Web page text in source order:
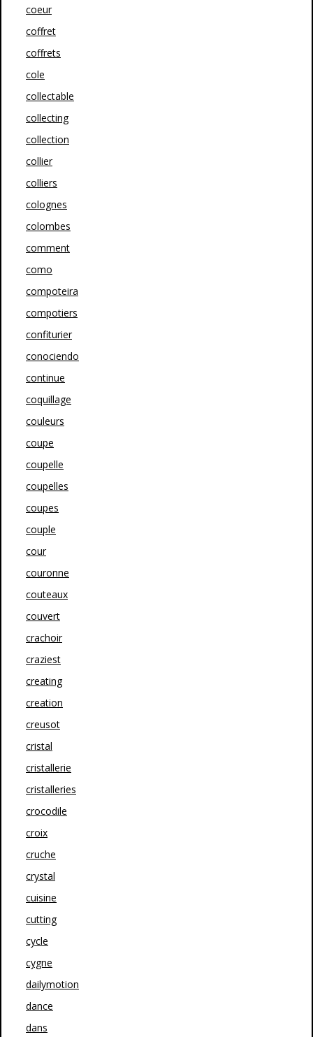
coeur
coffret
coffrets
cole
collectable
collecting
collection
collier
colliers
colognes
colombes
comment
como
compoteira
compotiers
confiturier
conociendo
continue
coquillage
couleurs
coupe
coupelle
coupelles
coupes
couple
cour
couronne
couteaux
couvert
crachoir
craziest
creating
creation
creusot
cristal
cristallerie
cristalleries
crocodile
croix
cruche
crystal
cuisine
cutting
cycle
cygne
dailymotion
dance
dans